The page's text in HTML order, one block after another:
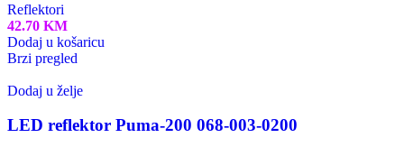
Reflektori
42.70 KM
Dodaj u košaricu
Brzi pregled
Dodaj u želje
LED reflektor Puma-200 068-003-0200